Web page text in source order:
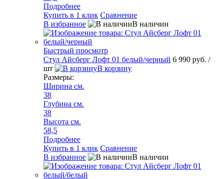
Подробнее
Купить в 1 клик Сравнение
В избранное
В наличии
Быстрый просмотр
Стул Айсберг Лофт 01 белый/черный 6 990 руб. /
шт
В корзину
Размеры:
Ширина см.
38
Глубина см.
38
Высота см.
58,5
Подробнее
Купить в 1 клик Сравнение
В избранное
В наличии